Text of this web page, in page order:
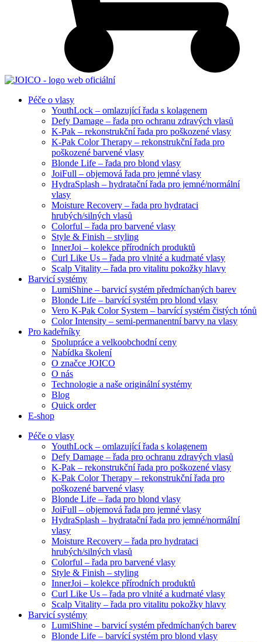
Péče o vlasy
YouthLock – omlazující řada s kolagenem
Defy Damage – řada pro ochranu zdravých vlasů
K-Pak – rekonstrukční řada pro poškozené vlasy
K-Pak Color Therapy – rekonstrukční řada pro
poškozené barvené vlasy
Blonde Life – řada pro blond vlasy
JoiFull – objemová řada pro jemné vlasy
HydraSplash – hydratační řada pro jemné/normální
vlasy
Moisture Recovery – řada pro hydrataci
hrubých/silných vlasů
Colorful – řada pro barvené vlasy
Style & Finish – styling
InnerJoi – kolekce přírodních produktů
Curl Like Us – řada pro vlnité a kudrnaté vlasy
Scalp Vitality – řada pro vitalitu pokožky hlavy
Barvicí systémy
LumiShine – barvicí systém předmíchaných barev
Blonde Life – barvící systém pro blond vlasy
Vero K-Pak Color System – barvící systém čistých tónů
Color Intensity – semi-permanentní barvy na vlasy
Pro kadeřníky
Spolupráce a velkoobchodní ceny
Nabídka školení
O značce JOICO
O nás
Technologie a naše originální systémy
Blog
Quick order
E-shop
Péče o vlasy
YouthLock – omlazující řada s kolagenem
Defy Damage – řada pro ochranu zdravých vlasů
K-Pak – rekonstrukční řada pro poškozené vlasy
K-Pak Color Therapy – rekonstrukční řada pro
poškozené barvené vlasy
Blonde Life – řada pro blond vlasy
JoiFull – objemová řada pro jemné vlasy
HydraSplash – hydratační řada pro jemné/normální
vlasy
Moisture Recovery – řada pro hydrataci
hrubých/silných vlasů
Colorful – řada pro barvené vlasy
Style & Finish – styling
InnerJoi – kolekce přírodních produktů
Curl Like Us – řada pro vlnité a kudrnaté vlasy
Scalp Vitality – řada pro vitalitu pokožky hlavy
Barvicí systémy
LumiShine – barvicí systém předmíchaných barev
Blonde Life – barvící systém pro blond vlasy